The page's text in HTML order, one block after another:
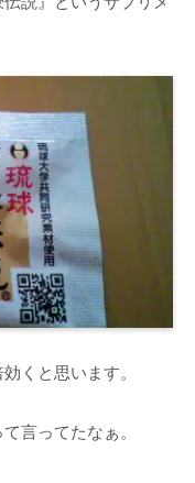
くと思います。
言ってたなぁ。